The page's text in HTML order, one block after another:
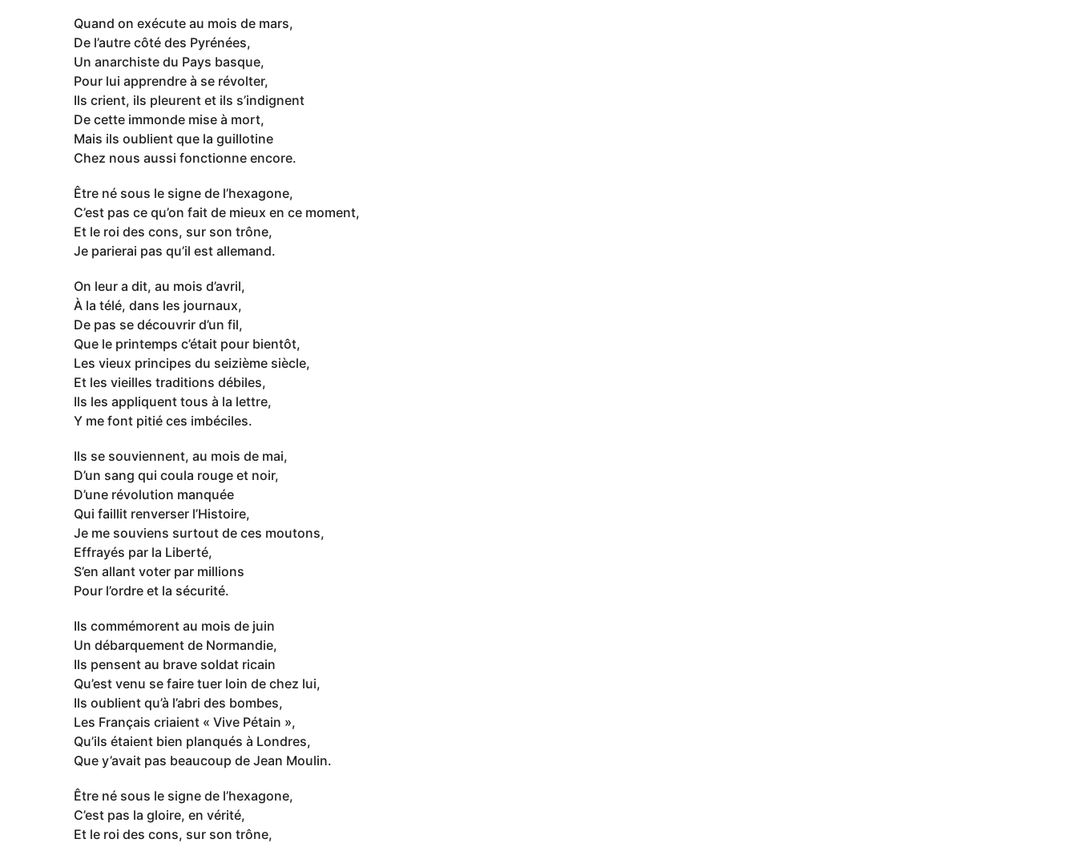
Quand on exécute au mois de mars,
De l’autre côté des Pyrénées,
Un anarchiste du Pays basque,
Pour lui apprendre à se révolter,
Ils crient, ils pleurent et ils s’indignent
De cette immonde mise à mort,
Mais ils oublient que la guillotine
Chez nous aussi fonctionne encore.
Être né sous le signe de l’hexagone,
C’est pas ce qu’on fait de mieux en ce moment,
Et le roi des cons, sur son trône,
Je parierai pas qu’il est allemand.
On leur a dit, au mois d’avril,
À la télé, dans les journaux,
De pas se découvrir d’un fil,
Que le printemps c’était pour bientôt,
Les vieux principes du seizième siècle,
Et les vieilles traditions débiles,
Ils les appliquent tous à la lettre,
Y me font pitié ces imbéciles.
Ils se souviennent, au mois de mai,
D’un sang qui coula rouge et noir,
D’une révolution manquée
Qui faillit renverser l’Histoire,
Je me souviens surtout de ces moutons,
Effrayés par la Liberté,
S’en allant voter par millions
Pour l’ordre et la sécurité.
Ils commémorent au mois de juin
Un débarquement de Normandie,
Ils pensent au brave soldat ricain
Qu’est venu se faire tuer loin de chez lui,
Ils oublient qu’à l’abri des bombes,
Les Français criaient « Vive Pétain »,
Qu’ils étaient bien planqués à Londres,
Que y’avait pas beaucoup de Jean Moulin.
Être né sous le signe de l’hexagone,
C’est pas la gloire, en vérité,
Et le roi des cons, sur son trône,